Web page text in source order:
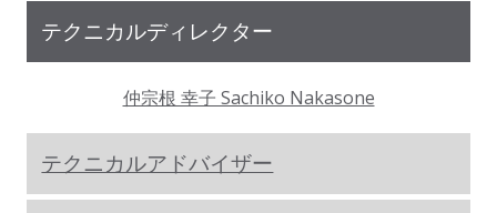
テクニカルディレクター
仲宗根 幸子 Sachiko Nakasone
テクニカルアドバイザー